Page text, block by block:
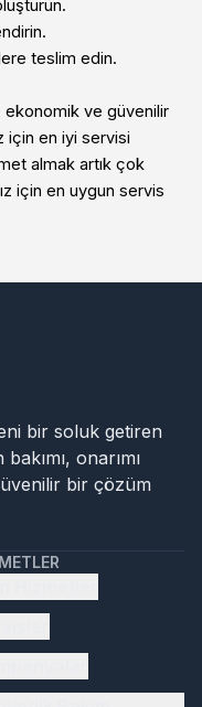
teslim edin.
ekonomik ve güvenilir
için en iyi servisi
almak artık çok
için en uygun servis
bir soluk getiren
onarımı
bir çözüm